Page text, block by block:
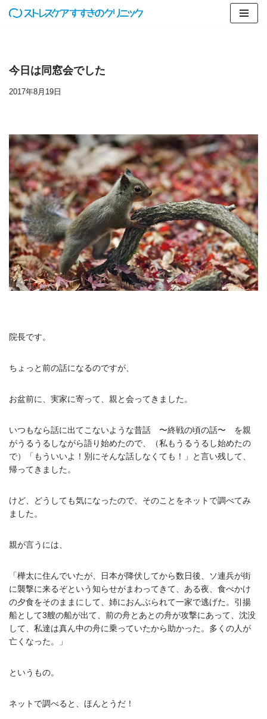
ン
へ
ッ
プ
今日は同窓会でした
2017年8月19日
院長です。
ちょっと前の話になるのですが、
お盆前に、実家に寄って、親と会ってきました。
いつもなら話に出てこないような昔話 〜終戦の頃の話〜 を親
がうるうるしながら語り始めたので、（私もうるうるし始めたの
で）「もういいよ！別にそんな話しなくても！」と言い残して、
帰ってきました。
けど、どうしても気になったので、そのことをネットで調べてみ
ました。
親が言うには、
「樺太に住んでいたが、日本が降伏してから数日後、ソ連兵が街
に襲撃に来るぞという知らせがまわってきて、ある夜、食べかけ
の夕食をそのままにして、姉におんぶられて一家で逃げた。引揚
船として3艘の船が出て、前の舟とあとの舟が攻撃にあって、沈没
して、私達は真ん中の舟に乗っていたから助かった。多くの人が
亡くなった。」
というもの。
ネットで調べると、ほんとうだ！